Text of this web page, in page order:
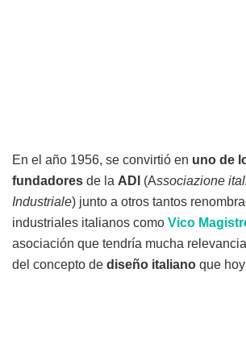
En el año 1956, se convirtió en uno de
fundadores de la ADI (Associazione
Industriale) junto a otros tantos
industriales italianos como Vico
asociación que tendría mucha
del concepto de diseño italiano que